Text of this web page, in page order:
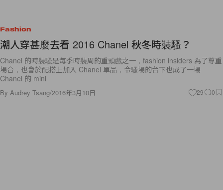
Fashion
潮人穿甚麼去看 2016 Chanel 秋冬時裝騷？
Chanel 的時裝騷是每季時裝周的重頭戲之一，fashion insiders 為了尊重
場合，也會於配搭上加入 Chanel 單品，令騷場的台下也成了一場
Chanel 的 mini
By Audrey Tsang/2016年3月10日 29 0